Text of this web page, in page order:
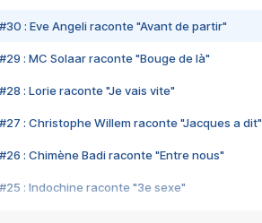
#30 : Eve Angeli raconte "Avant de partir"
#29 : MC Solaar raconte "Bouge de là"
#28 : Lorie raconte "Je vais vite"
#27 : Christophe Willem raconte "Jacques a dit"
#26 : Chimène Badi raconte "Entre nous"
#25 : Indochine raconte "3e sexe"